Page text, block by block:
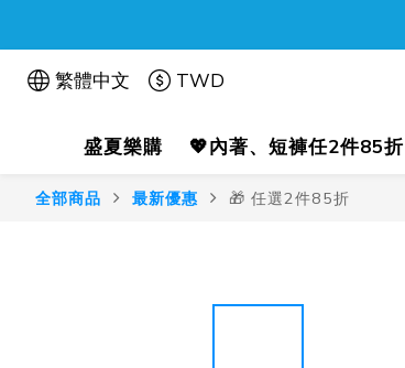
繁體中文 TWD
盛夏樂購 💖內著、短褲任2件85折
全部商品 最新優惠 🎁 任選2件85折